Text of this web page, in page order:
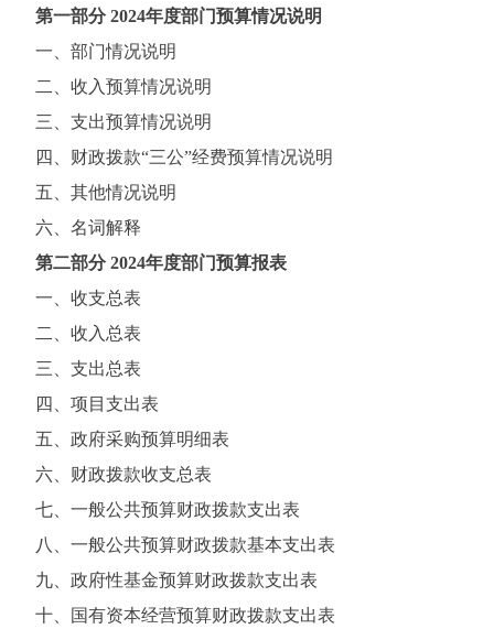
第一部分 2024年度部门预算情况说明
一、部门情况说明
二、收入预算情况说明
三、支出预算情况说明
四、财政拨款“三公”经费预算情况说明
五、其他情况说明
六、名词解释
第二部分 2024年度部门预算报表
一、收支总表
二、收入总表
三、支出总表
四、项目支出表
五、政府采购预算明细表
六、财政拨款收支总表
七、一般公共预算财政拨款支出表
八、一般公共预算财政拨款基本支出表
九、政府性基金预算财政拨款支出表
十、国有资本经营预算财政拨款支出表